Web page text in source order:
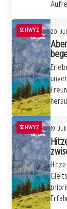
SCHWYZ 20.
SCHWYZ 19.
Hitze